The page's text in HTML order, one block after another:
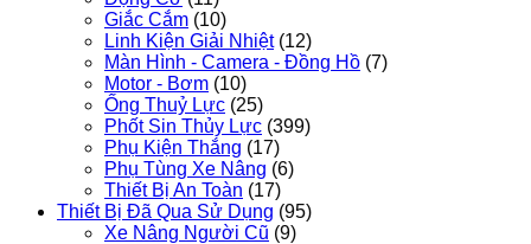
Giắc Cắm (10)
Linh Kiện Giải Nhiệt (12)
Màn Hình - Camera - Đồng Hồ (7)
Motor - Bơm (10)
Ống Thuỷ Lực (25)
Phốt Sin Thủy Lực (399)
Phụ Kiện Thắng (17)
Phụ Tùng Xe Nâng (6)
Thiết Bị An Toàn (17)
Thiết Bị Đã Qua Sử Dụng (95)
Xe Nâng Người Cũ (9)